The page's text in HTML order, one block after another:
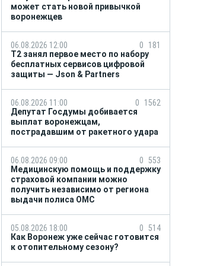
может стать новой привычкой
воронежцев
06.08.2026 12:00 0
181
Т2 занял первое место по набору
бесплатных сервисов цифровой
защиты — Json & Partners
06.08.2026 11:00 0
1562
Депутат Госдумы добивается
выплат воронежцам,
пострадавшим от ракетного удара
06.08.2026 09:00 0 553
Медицинскую помощь и поддержку
страховой компании можно
получить независимо от региона
выдачи полиса ОМС
05.08.2026 18:00 0 514
Как Воронеж уже сейчас готовится
к отопительному сезону?